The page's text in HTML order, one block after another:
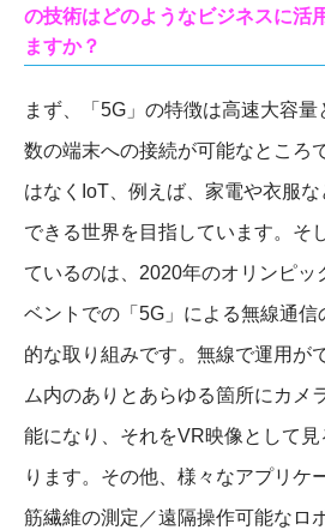
の技術はどのようなビジネスに活
ますか？
まず、「5G」の特徴は高速大容
数の端末への接続が可能なところ
はなくIoT、例えば、家電や衣服
できる世界を目指しています。そ
ているのは、2020年のオリンピッ
ベントでの「5G」による無線通信
的な取り組みです。無線で運用が
ム内のありとあらゆる箇所にカメ
能になり、それをVR映像として
ります。その他、様々なアプリケ
筋繊維の測定／遠隔操作可能なロ